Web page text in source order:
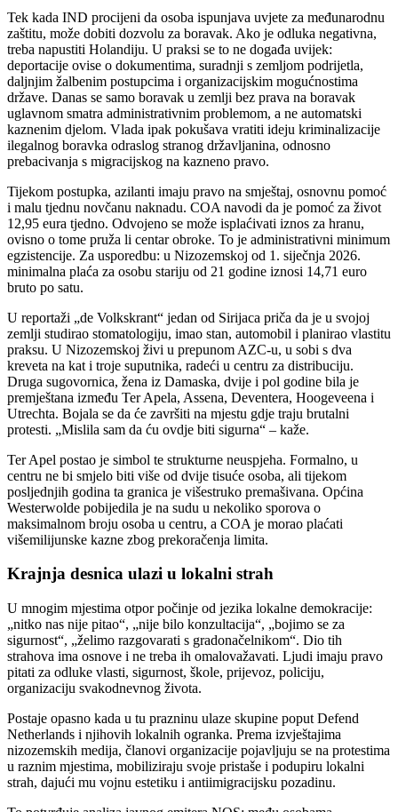
Tek kada IND procijeni da osoba ispunjava uvjete za međunarodnu
zaštitu, može dobiti dozvolu za boravak. Ako je odluka negativna,
treba napustiti Holandiju. U praksi se to ne događa uvijek:
deportacije ovise o dokumentima, suradnji s zemljom podrijetla,
daljnjim žalbenim postupcima i organizacijskim mogućnostima
države. Danas se samo boravak u zemlji bez prava na boravak
uglavnom smatra administrativnim problemom, a ne automatski
kaznenim djelom. Vlada ipak pokušava vratiti ideju kriminalizacije
ilegalnog boravka odraslog stranog državljanina, odnosno
prebacivanja s migracijskog na kazneno pravo.
Tijekom postupka, azilanti imaju pravo na smještaj, osnovnu pomoć
i malu tjednu novčanu naknadu. COA navodi da je pomoć za život
12,95 eura tjedno. Odvojeno se može isplaćivati iznos za hranu,
ovisno o tome pruža li centar obroke. To je administrativni minimum
egzistencije. Za usporedbu: u Nizozemskoj od 1. siječnja 2026.
minimalna plaća za osobu stariju od 21 godine iznosi 14,71 euro
bruto po satu.
U reportaži „de Volkskrant“ jedan od Sirijaca priča da je u svojoj
zemlji studirao stomatologiju, imao stan, automobil i planirao vlastitu
praksu. U Nizozemskoj živi u prepunom AZC-u, u sobi s dva
kreveta na kat i troje suputnika, radeći u centru za distribuciju.
Druga sugovornica, žena iz Damaska, dvije i pol godine bila je
premještana između Ter Apela, Assena, Deventera, Hoogeveena i
Utrechta. Bojala se da će završiti na mjestu gdje traju brutalni
protesti. „Mislila sam da ću ovdje biti sigurna“ – kaže.
Ter Apel postao je simbol te strukturne neuspjeha. Formalno, u
centru ne bi smjelo biti više od dvije tisuće osoba, ali tijekom
posljednjih godina ta granica je višestruko premašivana. Općina
Westerwolde pobijedila je na sudu u nekoliko sporova o
maksimalnom broju osoba u centru, a COA je morao plaćati
višemilijunske kazne zbog prekoračenja limita.
Krajnja desnica ulazi u lokalni strah
U mnogim mjestima otpor počinje od jezika lokalne demokracije:
„nitko nas nije pitao“, „nije bilo konzultacija“, „bojimo se za
sigurnost“, „želimo razgovarati s gradonačelnikom“. Dio tih
strahova ima osnove i ne treba ih omalovažavati. Ljudi imaju pravo
pitati za odluke vlasti, sigurnost, škole, prijevoz, policiju,
organizaciju svakodnevnog života.
Postaje opasno kada u tu prazninu ulaze skupine poput Defend
Netherlands i njihovih lokalnih ogranka. Prema izvještajima
nizozemskih medija, članovi organizacije pojavljuju se na protestima
u raznim mjestima, mobiliziraju svoje pristaše i podupiru lokalni
strah, dajući mu vojnu estetiku i antiimigracijsku pozadinu.